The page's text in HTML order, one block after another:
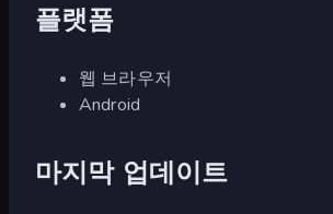
플랫폼
웹 브라우저
Android
마지막 업데이트